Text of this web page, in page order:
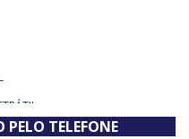
TELEFONE